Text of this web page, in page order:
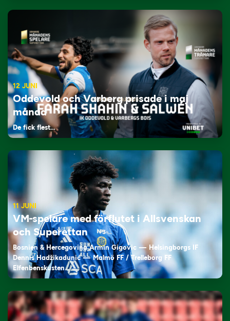
12 JUNI
Oddevold och Varberg prisade i maj
månad
De fick flest…
11 JUNI
VM-spelare med förflutet i Allsvenskan
och Superettan
Bosnien & Hercegovina Armin Gigovic — Helsingborgs IF
Dennis Hadžikadunić — Malmö FF / Trelleborg FF
Elfenbenskusten…